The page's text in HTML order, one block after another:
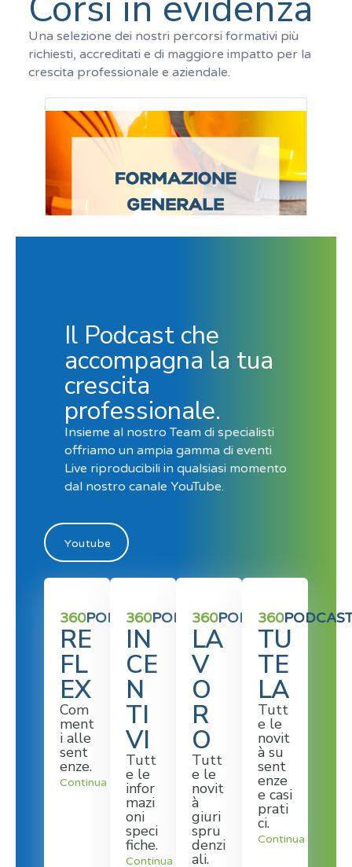
Una selezione dei nostri percorsi formativi più
richiesti, accreditati e di maggiore impatto per la
crescita professionale e aziendale.
Il Podcast che
accompagna la tua
crescita
professionale.
Insieme al nostro Team di specialisti
offriamo un ampia gamma di eventi
Live riproducibili in qualsiasi momento
dal nostro canale YouTube.
Youtube
360PODCAST
RE
FL
EX
Com
ment
i alle
sent
enze.
Continua
360PODCAST
IN
CE
N
TI
VI
Tutt
e le
infor
mazi
oni
speci
fiche.
Continua
360PODCAST
LA
V
O
R
O
Tutt
e le
novit
à
giuri
spru
denzi
ali.
360
TU
TE
LA
Tutt
e le
novit
à su
sent
enze
e casi
prati
ci.
Continua